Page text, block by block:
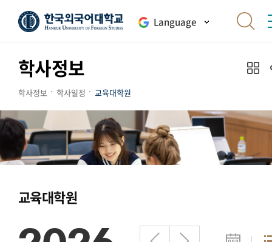
Language
학사정보
학사정보 학사일정 교육대학원
교육대학원